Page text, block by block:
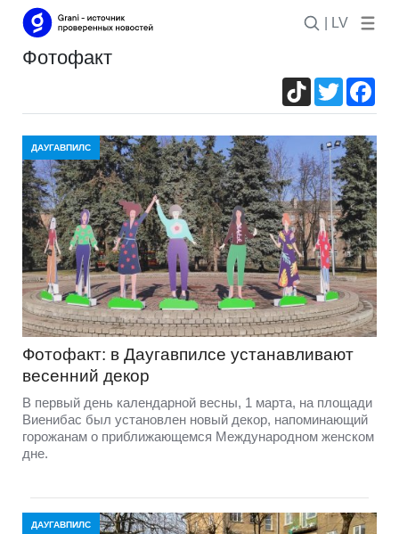
| LV
фотофакт
TikTokTwitter
ДАУГАВПИЛС
Фотофакт: в Даугавпилсе устанавливают
весенний декор
В первый день календарной весны, 1 марта, на площади
Виенибас был установлен новый декор, напоминающий
горожанам о приближающемся Международном женском
дне.
ДАУГАВПИЛС